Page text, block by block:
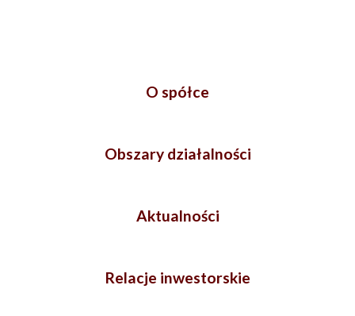
O spółce
Obszary działalności
Aktualności
Relacje inwestorskie